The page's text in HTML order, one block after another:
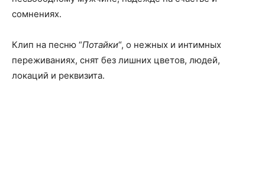
сомнениях.
Клип на песню “Потайки“, о нежных и интимных
переживаниях, снят без лишних цветов, людей,
локаций и реквизита.